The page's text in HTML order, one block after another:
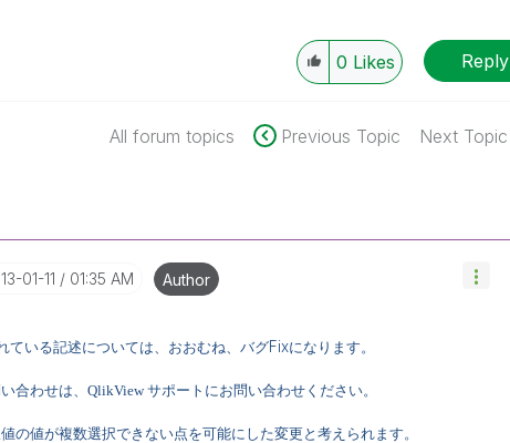
0 Likes Reply
All forum topics Previous Topic Next Topic
01-11 01:35 AM Author
ている記述については、 おおむね、バグFixになります。
合わせは、QlikView サポートにお問い合わせください。
の値が複数選択できない点を可能にした変更と考えられます。